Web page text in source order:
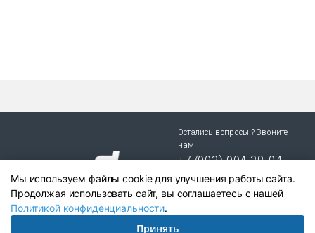
товара.
Остались вопросы ? Звоните
нам!
+7 (903) 904 38-94
г. Новосибирск, ул. Степная
25/1 к.1
Мы используем файлы cookie для улучшения работы сайта.
Продолжая использовать сайт, вы соглашаетесь с нашей
Политикой конфиденциальности.
Принять